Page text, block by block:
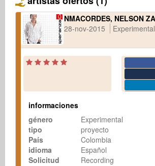
28-nov-2015
Experimental
informaciones
género
Experimental
tipo
proyecto
País
Colombia
idioma
Español
Solicitud
Recording